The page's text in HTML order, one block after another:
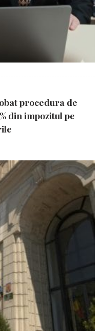
procedura de
din impozitul pe